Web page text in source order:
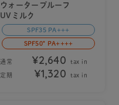
ウォータープルーフ
UVミルク
SPF35 PA+++
SPF50⁺ PA++++
通常 ¥2,640 tax in
定期 ¥1,320 tax in